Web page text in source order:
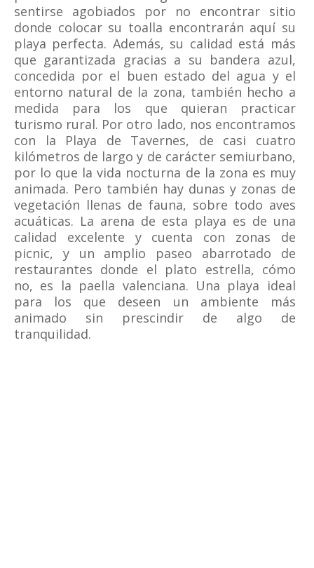
sentirse agobiados por no encontrar sitio
donde colocar su toalla encontrarán aquí su
playa perfecta. Además, su calidad está más
que garantizada gracias a su bandera azul,
concedida por el buen estado del agua y el
entorno natural de la zona, también hecho a
medida para los que quieran practicar
turismo rural. Por otro lado, nos encontramos
con la Playa de Tavernes, de casi cuatro
kilómetros de largo y de carácter semiurbano,
por lo que la vida nocturna de la zona es muy
animada. Pero también hay dunas y zonas de
vegetación llenas de fauna, sobre todo aves
acuáticas. La arena de esta playa es de una
calidad excelente y cuenta con zonas de
picnic, y un amplio paseo abarrotado de
restaurantes donde el plato estrella, cómo
no, es la paella valenciana. Una playa ideal
para los que deseen un ambiente más
animado sin prescindir de algo de
tranquilidad.